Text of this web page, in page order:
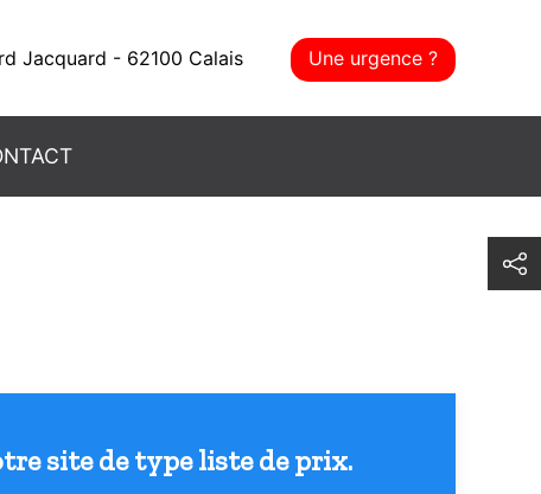
Jacquard - 62100 Calais Une urgence ?
site de type liste de prix.